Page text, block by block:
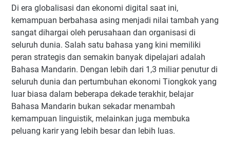
Di era globalisasi dan ekonomi digital saat ini,
kemampuan berbahasa asing menjadi nilai tambah yang
sangat dihargai oleh perusahaan dan organisasi di
seluruh dunia. Salah satu bahasa yang kini memiliki
peran strategis dan semakin banyak dipelajari adalah
Bahasa Mandarin. Dengan lebih dari 1,3 miliar penutur di
seluruh dunia dan pertumbuhan ekonomi Tiongkok yang
luar biasa dalam beberapa dekade terakhir, belajar
Bahasa Mandarin bukan sekadar menambah
kemampuan linguistik, melainkan juga membuka
peluang karir yang lebih besar dan lebih luas.